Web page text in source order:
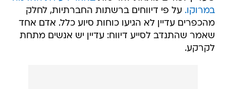
במרוקו. על פי דיווחים ברשתות החברתיות, לחלק
מהכפרים עדיין לא הגיעו כוחות סיוע כלל. אדם אחד
שאמר שהתנדב לסייע דיווח: עדיין יש אנשים מתחת
לקרקע.